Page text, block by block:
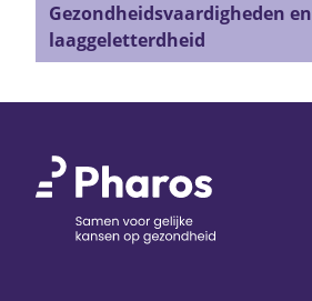
Gezondheidsvaardigheden en
laaggeletterdheid